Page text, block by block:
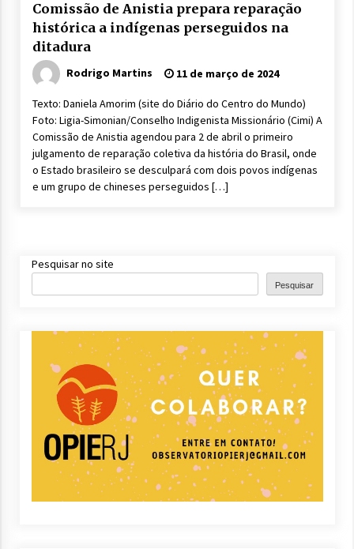
Comissão de Anistia prepara reparação
histórica a indígenas perseguidos na
ditadura
Rodrigo Martins 11 de março de 2024
Texto: Daniela Amorim (site do Diário do Centro do Mundo)
Foto: Ligia-Simonian/Conselho Indigenista Missionário (Cimi) A
Comissão de Anistia agendou para 2 de abril o primeiro
julgamento de reparação coletiva da história do Brasil, onde
o Estado brasileiro se desculpará com dois povos indígenas
e um grupo de chineses perseguidos […]
Pesquisar no site
Pesquisar